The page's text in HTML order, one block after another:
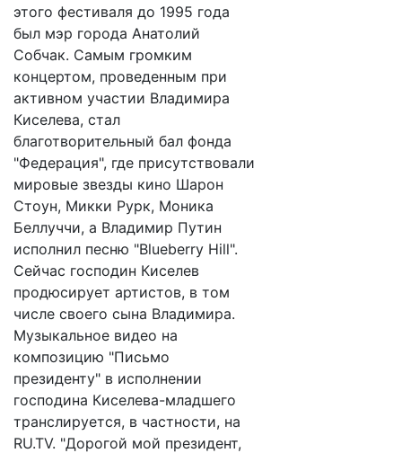
этого фестиваля до 1995 года
был мэр города Анатолий
Собчак. Самым громким
концертом, проведенным при
активном участии Владимира
Киселева, стал
благотворительный бал фонда
"Федерация", где присутствовали
мировые звезды кино Шарон
Стоун, Микки Рурк, Моника
Беллуччи, а Владимир Путин
исполнил песню "Blueberry Hill".
Сейчас господин Киселев
продюсирует артистов, в том
числе своего сына Владимира.
Музыкальное видео на
композицию "Письмо
президенту" в исполнении
господина Киселева-младшего
транслируется, в частности, на
RU.TV. "Дорогой мой президент,